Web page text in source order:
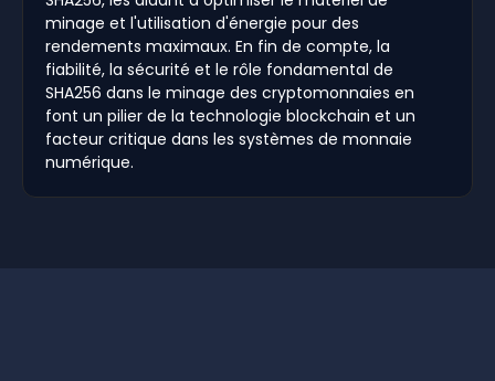
minage et l'utilisation d'énergie pour des
rendements maximaux. En fin de compte, la
fiabilité, la sécurité et le rôle fondamental de
SHA256 dans le minage des cryptomonnaies en
font un pilier de la technologie blockchain et un
facteur critique dans les systèmes de monnaie
numérique.